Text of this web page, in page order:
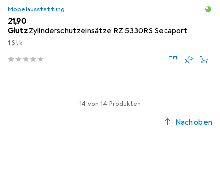
Möbelausstattung
EUR
21,90
Glutz Zylinderschutzeinsätze RZ 5330RS Secaport
1 Stk.
14 von 14 Produkten
Nach oben